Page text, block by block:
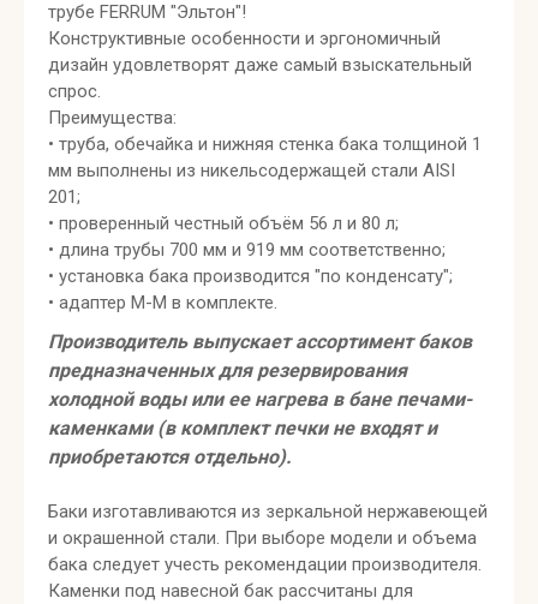
трубе FERRUM "Эльтон"!
Конструктивные особенности и эргономичный
дизайн удовлетворят даже самый взыскательный
спрос.
Преимущества:
• труба, обечайка и нижняя стенка бака толщиной 1
мм выполнены из никельсодержащей стали AISI
201;
• проверенный честный объём 56 л и 80 л;
• длина трубы 700 мм и 919 мм соответственно;
• установка бака производится "по конденсату";
• адаптер М-М в комплекте.
Производитель выпускает ассортимент баков
предназначенных для резервирования
холодной воды или ее нагрева в бане печами-
каменками (в комплект печки не входят и
приобретаются отдельно).
Баки изготавливаются из зеркальной нержавеющей
и окрашенной стали. При выборе модели и объема
бака следует учесть рекомендации производителя.
Каменки под навесной бак рассчитаны для